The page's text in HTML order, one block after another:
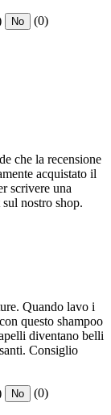
No (0)
che la recensione
acquistato il
scrivere una
nostro shop.
Quando lavo i
questo shampoo
diventano belli
Consiglio
No (0)